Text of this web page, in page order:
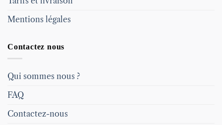
Mentions légales
Contactez nous
Qui sommes nous ?
FAQ
Contactez-nous